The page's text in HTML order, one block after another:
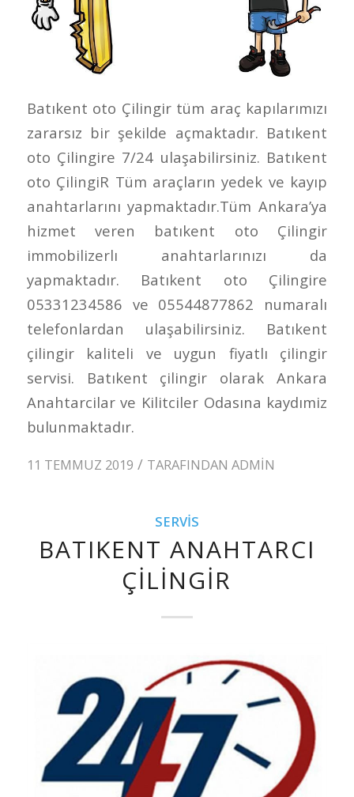
Batıkent oto Çilingir tüm araç kapılarımızı
zararsız bir şekilde açmaktadır. Batıkent
oto Çilingire 7/24 ulaşabilirsiniz. Batıkent
oto ÇilingiR Tüm araçların yedek ve kayıp
anahtarlarını yapmaktadır.Tüm Ankara’ya
hizmet veren batıkent oto Çilingir
immobilizerlı anahtarlarınızı da
yapmaktadır. Batıkent oto Çilingire
05331234586 ve 05544877862 numaralı
telefonlardan ulaşabilirsiniz. Batıkent
çilingir kaliteli ve uygun fiyatlı çilingir
servisi. Batıkent çilingir olarak Ankara
Anahtarcilar ve Kilitciler Odasına kaydımiz
bulunmaktadır.
11 TEMMUZ 2019 / TARAFINDAN ADMIN
SERVIS
BATIKENT ANAHTARCI
ÇILINGIR